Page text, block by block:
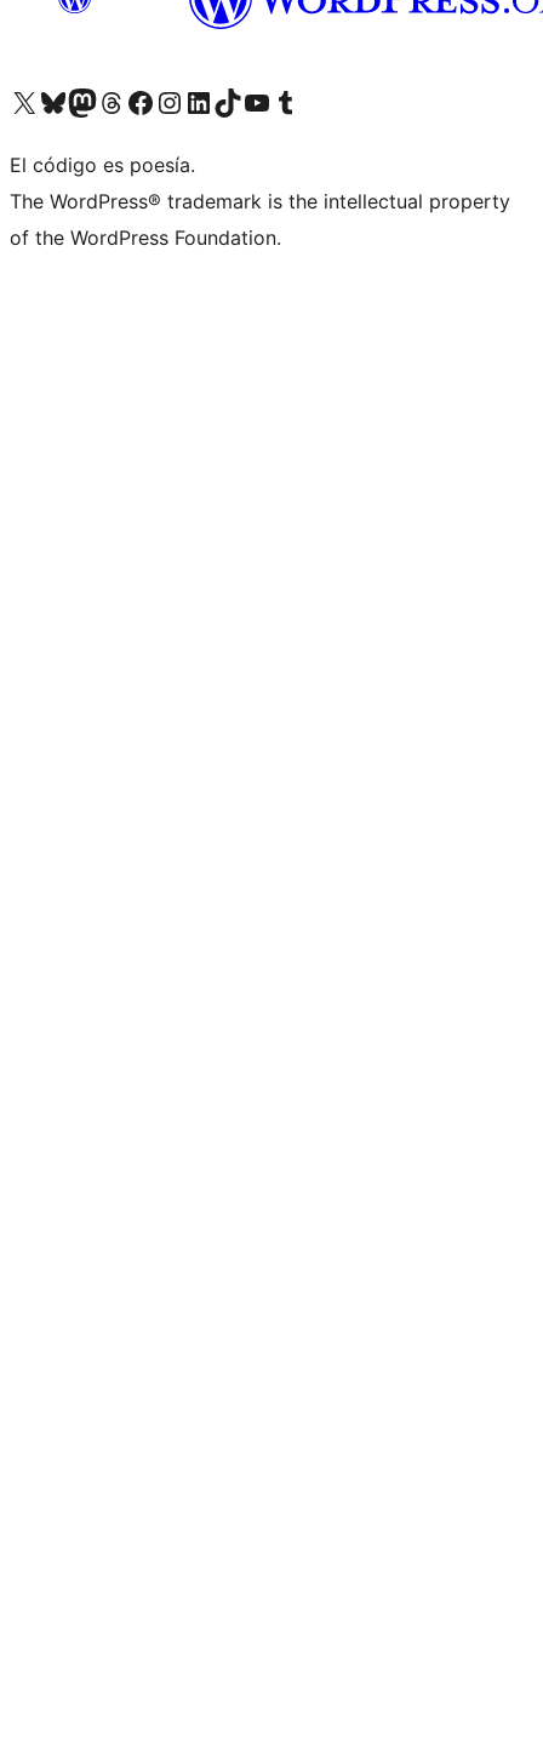
Visitá nuestra cuenta de X (anteriormente Twitter)
Visitá nuestra cuenta de Bluesky
Visitá nuestra cuenta de Mastodon
Visitá nuestra cuenta de Threads
Visitá nuestra página de Facebook
Visitá nuestra cuenta de Instagram
Visitá nuestra cuenta de LinkedIn
Visitá nuestra cuenta de TikTok
Visitá nuestro canal de YouTube
Visitá nuestra cuenta de Tumblr
El código es poesía.
The WordPress® trademark is the intellectual property
of the WordPress Foundation.